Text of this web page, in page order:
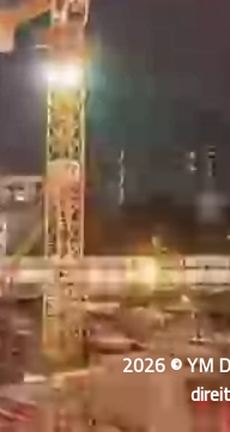
2026 © YM